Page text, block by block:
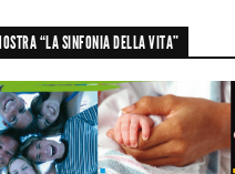
“LA SINFONIA DELLA VITA”